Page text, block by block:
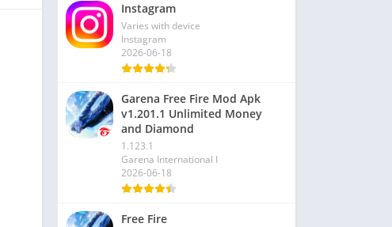
Instagram
Varies with device
Instagram
2026-06-18
Garena Free Fire Mod Apk
v1.201.1 Unlimited Money
and Diamond
1.123.1
Garena International I
2026-06-18
Free Fire